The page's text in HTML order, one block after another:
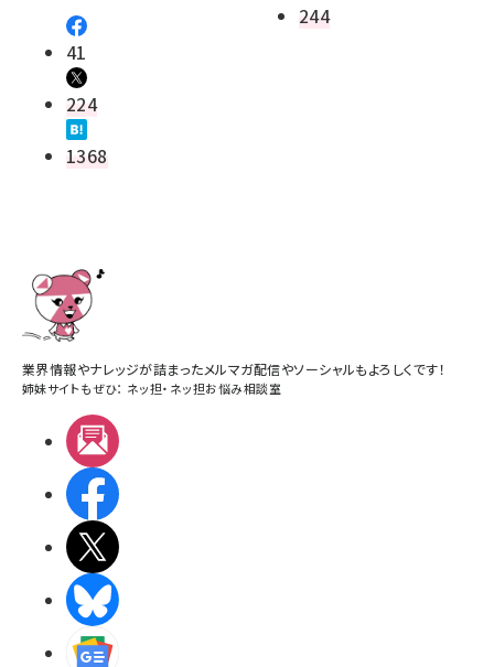
41
224
1368
244
業界情報やナレッジが詰まったメルマガ配信やソーシャルもよろしくです！
姉妹サイトもぜひ： ネッ担・ ネッ担お悩み相談室